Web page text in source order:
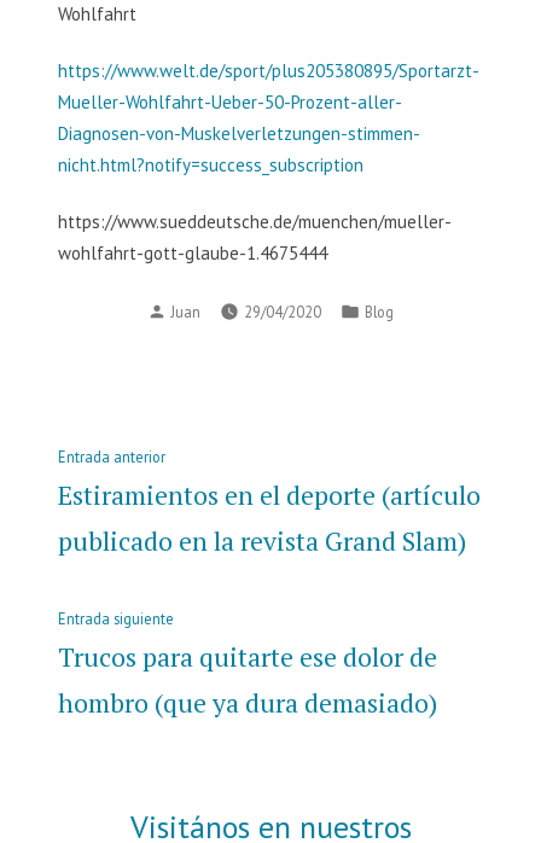
Wohlfahrt
https://www.welt.de/sport/plus205380895/Sportarzt-
Mueller-Wohlfahrt-Ueber-50-Prozent-aller-
Diagnosen-von-Muskelverletzungen-stimmen-
nicht.html?notify=success_subscription
https://www.sueddeutsche.de/muenchen/mueller-
wohlfahrt-gott-glaube-1.4675444
Publicado
Juan 29/04/2020
Publicado
Blog
Navegación
de
entradas
Entrada anteriorEntrada
anterior:
Estiramientos en el deporte (artículo
publicado en la revista Grand Slam)
Entrada siguiente
siguiente:
Trucos para quitarte ese dolor de
hombro (que ya dura demasiado)
Visitános en nuestros